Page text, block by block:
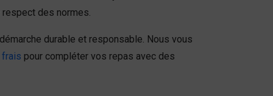
des normes.
durable et responsable. Nous vous
pour compléter vos repas avec des